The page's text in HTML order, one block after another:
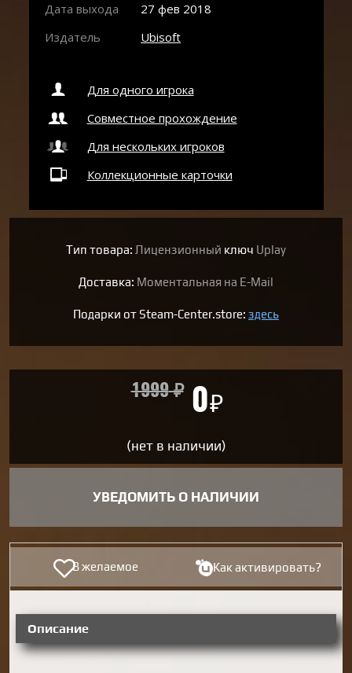
Дата выхода
27 фев 2018
Издатель
Ubisoft
Для одного игрока
Совместное прохождение
Для нескольких игроков
Коллекционные карточки
Тип товара: Лицензионный ключ Uplay
Доставка: Моментальная на E-Mail
Подарки от Steam-Center.store: здесь
1999₽ 0₽
(нет в наличии)
УВЕДОМИТЬ О НАЛИЧИИ
В желаемое Как активировать?
Описание